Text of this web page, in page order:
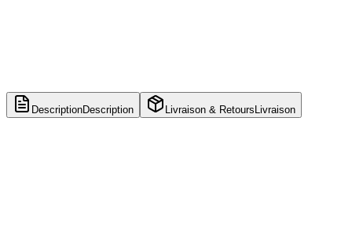
DescriptionDescription Livraison & Retours Livraison